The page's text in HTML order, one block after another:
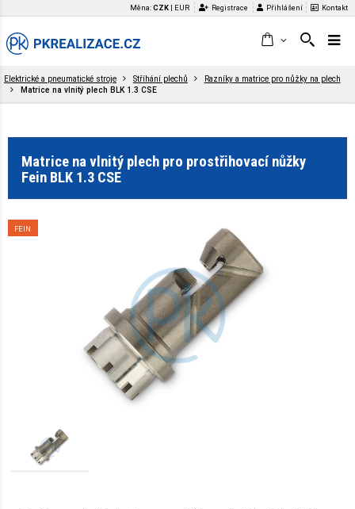
Měna:CZK EUR Registrace Přihlášení Kontakt
Elektrické a pneumatické stroje Stříhání plechů
Razníky a matrice pro nůžky na plech
Matrice na vlnitý plech BLK 1.3 CSE
Matrice na vlnitý plech pro prostřihovací nůžky
Fein BLK 1.3 CSE
FEIN